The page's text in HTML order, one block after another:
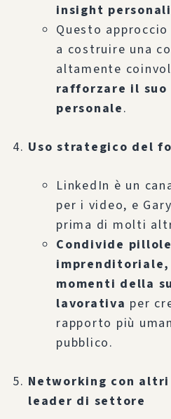
insight
Questo
a costruire una
altamente
rafforzare il suo
personale.
Uso strategico del
LinkedIn è un
per i video, e
prima di molti
Condivide
momenti della
lavorativa per
rapporto più
pubblico.
Networking con
leader di settore